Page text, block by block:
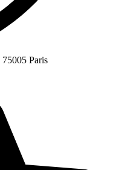
75005 Paris